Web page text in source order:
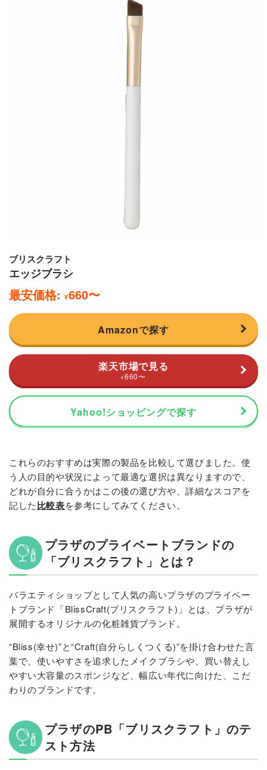
ブリスクラフト
エッジブラシ
最安価格: ¥660〜
Amazonで探す
楽天市場で見る
¥ 660〜
Yahoo!ショッピングで探す
これらのおすすめは実際の製品を比較して選びました。使
う人の目的や状況によって最適な選択は異なりますので、
どれが自分に合うかはこの後の選び方や、詳細なスコアを
記した比較表を参考にしてみてください。
プラザのプライベートブランドの
「ブリスクラフト」とは？
バラエティショップとして人気の高いプラザのプライベー
トブランド「BlissCraft(ブリスクラフト)」とは、プラザが
展開するオリジナルの化粧雑貨ブランド。
“Bliss(幸せ)”と“Craft(自分らしくつくる)”を掛け合わせた言
葉で、使いやすさを追求したメイクブラシや、買い替えし
やすい大容量のスポンジなど、幅広い年代に向けた、こだ
わりのブランドです。
プラザのPB「ブリスクラフト」のテ
スト方法